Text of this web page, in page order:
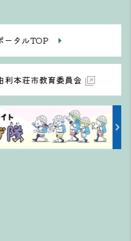
ータルTOP
本荘市教育委員会